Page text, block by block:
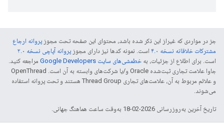
جز در مواردی که غیراز این ذکر شده باشد، محتوای این صفحه تحت مجوز پروانه ارجاع
مشترکات خلاقانه نسخه ۴.۰
است. نمونه کدها نیز دارای مجوز پروانه آپاچی نسخه ۲.۰
است. برای اطلاع از جزئیات، به خطمشی‌های سایت Google Developers‏
مراجعه کنید.
جاوا علامت تجاری ثبت‌شده Oracle و/یا شرکت‌های وابسته به آن است. ‫OpenThread
و علائم مربوط به آن، علامت‌های تجاری Thread Group هستند و تحت پروانه استفاده
می‌شوند.
تاریخ آخرین به‌روزرسانی 2026-02-18 به‌وقت ساعت هماهنگ جهانی.